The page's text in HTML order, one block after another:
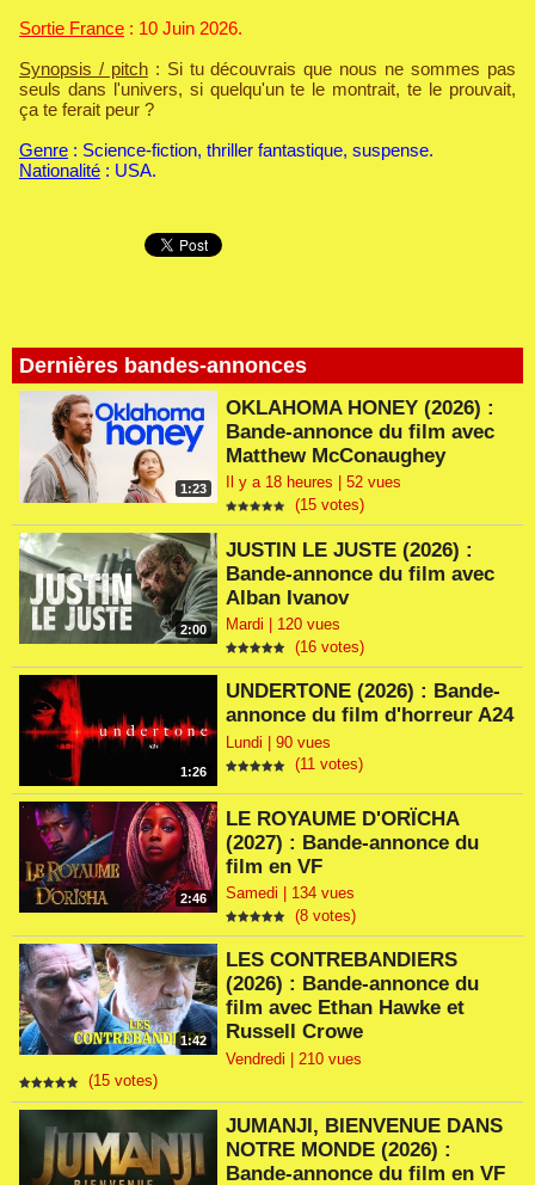
Dernières bandes-annonces
1:23
OKLAHOMA HONEY (2026) :
Bande-annonce du film avec
Matthew McConaughey
Il y a 18 heures | 52 vues
(15 votes)
2:00
JUSTIN LE JUSTE (2026) :
Bande-annonce du film avec
Alban Ivanov
Mardi | 120 vues
(16 votes)
1:26
UNDERTONE (2026) : Bande-
annonce du film d'horreur A24
Lundi | 90 vues
(11 votes)
2:46
LE ROYAUME D'ORÏCHA
(2027) : Bande-annonce du
film en VF
Samedi | 134 vues
(8 votes)
1:42
LES CONTREBANDIERS
(2026) : Bande-annonce du
film avec Ethan Hawke et
Russell Crowe
Vendredi | 210 vues
(15 votes)
JUMANJI, BIENVENUE DANS
NOTRE MONDE (2026) :
Bande-annonce du film en VF
Sortie France : 10 Juin 2026.
Synopsis / pitch: Si tu découvrais que nous ne sommes pas
seuls dans l'univers, si quelqu'un te le montrait, te le prouvait,
ça te ferait peur ?
Genre : Science-fiction, thriller fantastique, suspense.
Nationalité : USA.